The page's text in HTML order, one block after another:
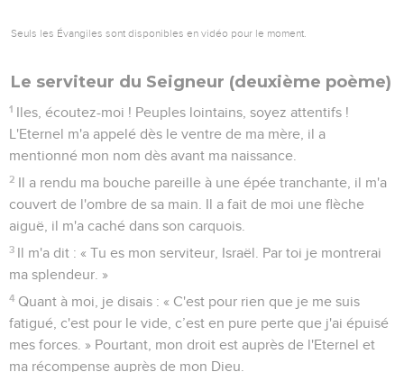
Seuls les Évangiles sont disponibles en vidéo pour le moment.
Le serviteur du Seigneur (deuxième poème)
1 Iles, écoutez-moi ! Peuples lointains, soyez attentifs !
L'Eternel m'a appelé dès le ventre de ma mère, il a
mentionné mon nom dès avant ma naissance.
2 Il a rendu ma bouche pareille à une épée tranchante, il m'a
couvert de l'ombre de sa main. Il a fait de moi une flèche
aiguë, il m'a caché dans son carquois.
3 Il m'a dit : « Tu es mon serviteur, Israël. Par toi je montrerai
ma splendeur. »
4 Quant à moi, je disais : « C'est pour rien que je me suis
fatigué, c'est pour le vide, c’est en pure perte que j'ai épuisé
mes forces. » Pourtant, mon droit est auprès de l'Eternel et
ma récompense auprès de mon Dieu.